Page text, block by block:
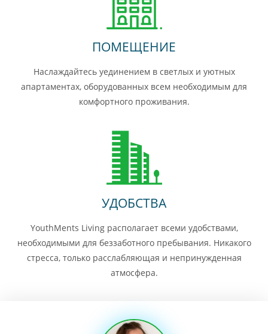
ПОМЕЩЕНИЕ
Наслаждайтесь уединением в светлых и уютных
апартаментах, оборудованных всем необходимым для
комфортного проживания.
УДОБСТВА
YouthMents Living располагает всеми удобствами,
необходимыми для беззаботного пребывания. Никакого
стресса, только расслабляющая и непринужденная
атмосфера.